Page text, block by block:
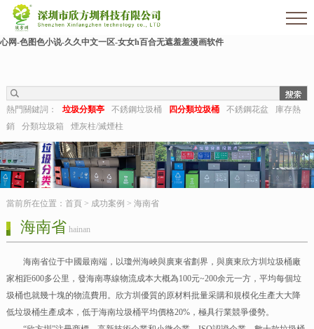
欧美伊人-麻豆精品一区二区三区-欧美日b视频-阿v天堂网-中文字幕第六页-狠狠干干-
国产h在线观看-国产嫩草视频-日日夜夜拍-亚洲第一视频网-毛片在线网站-五月婷婷开
心网-色图色小说-久久中文一区-女女h百合无遮羞羞漫画软件
熱門關鍵詞： 垃圾分類亭 不銹鋼垃圾桶 四分類垃圾桶 不銹鋼花盆
庫存熱
銷
分類垃圾箱 煙灰柱/滅煙柱
當前所在位置： 首頁> 成功案例 > 海南省
海南省 hainan
海南省位于中國最南端，以瓊州海峽與廣東省劃界，與廣東欣方圳垃圾桶廠
家相距600多公里，發海南專線物流成本大概為100元~200余元一方，平均每個垃
圾桶也就幾十塊的物流費用。欣方圳優質的原材料批量采購和規模化生產大大降
低垃圾桶生產成本，低于海南垃圾桶平均價格20%，極具行業競爭優勢。